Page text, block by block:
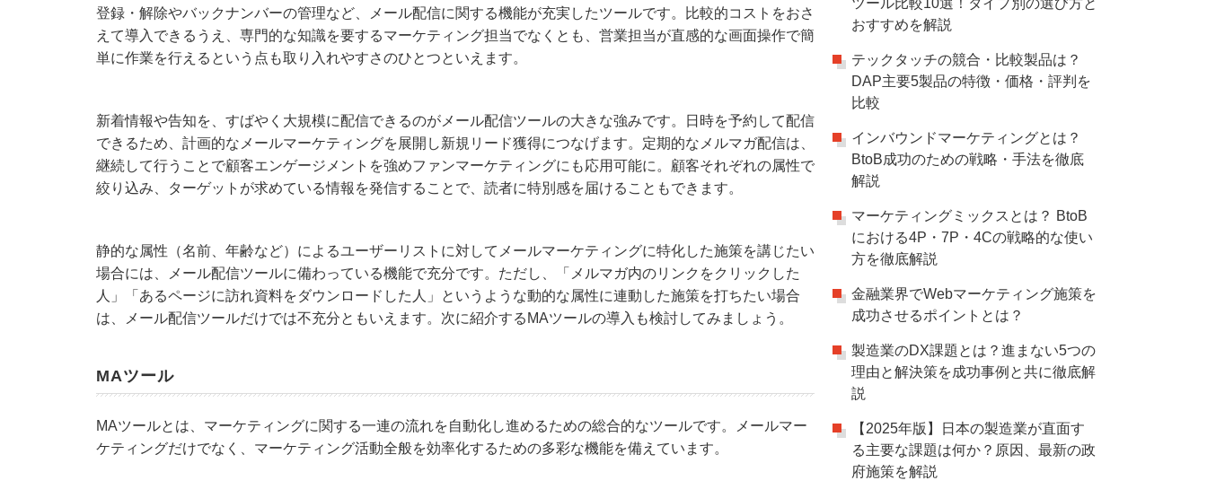
登録・解除やバックナンバーの管理など、メール配信に関する機能が充実したツールです。比較的コストをおさ
えて導入できるうえ、専門的な知識を要するマーケティング担当でなくとも、営業担当が直感的な画面操作で簡
単に作業を行えるという点も取り入れやすさのひとつといえます。
新着情報や告知を、すばやく大規模に配信できるのがメール配信ツールの大きな強みです。日時を予約して配信
できるため、計画的なメールマーケティングを展開し新規リード獲得につなげます。定期的なメルマガ配信は、
継続して行うことで顧客エンゲージメントを強めファンマーケティングにも応用可能に。顧客それぞれの属性で
絞り込み、ターゲットが求めている情報を発信することで、読者に特別感を届けることもできます。
静的な属性（名前、年齢など）によるユーザーリストに対してメールマーケティングに特化した施策を講じたい
場合には、メール配信ツールに備わっている機能で充分です。ただし、「メルマガ内のリンクをクリックした
人」「あるページに訪れ資料をダウンロードした人」というような動的な属性に連動した施策を打ちたい場合
は、メール配信ツールだけでは不充分ともいえます。次に紹介するMAツールの導入も検討してみましょう。
MAツール
MAツールとは、マーケティングに関する一連の流れを自動化し進めるための総合的なツールです。メールマー
ケティングだけでなく、マーケティング活動全般を効率化するための多彩な機能を備えています。
ツール比較10選！タイプ別の選び方と
おすすめを解説
テックタッチの競合・比較製品は？
DAP主要5製品の特徴・価格・評判を
比較
インバウンドマーケティングとは？
BtoB成功のための戦略・手法を徹底
解説
マーケティングミックスとは？ BtoB
における4P・7P・4Cの戦略的な使い
方を徹底解説
金融業界でWebマーケティング施策を
成功させるポイントとは？
製造業のDX課題とは？進まない5つの
理由と解決策を成功事例と共に徹底解
説
【2025年版】日本の製造業が直面す
る主要な課題は何か？原因、最新の政
府施策を解説